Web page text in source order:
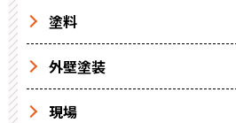
塗料
外壁塗装
現場